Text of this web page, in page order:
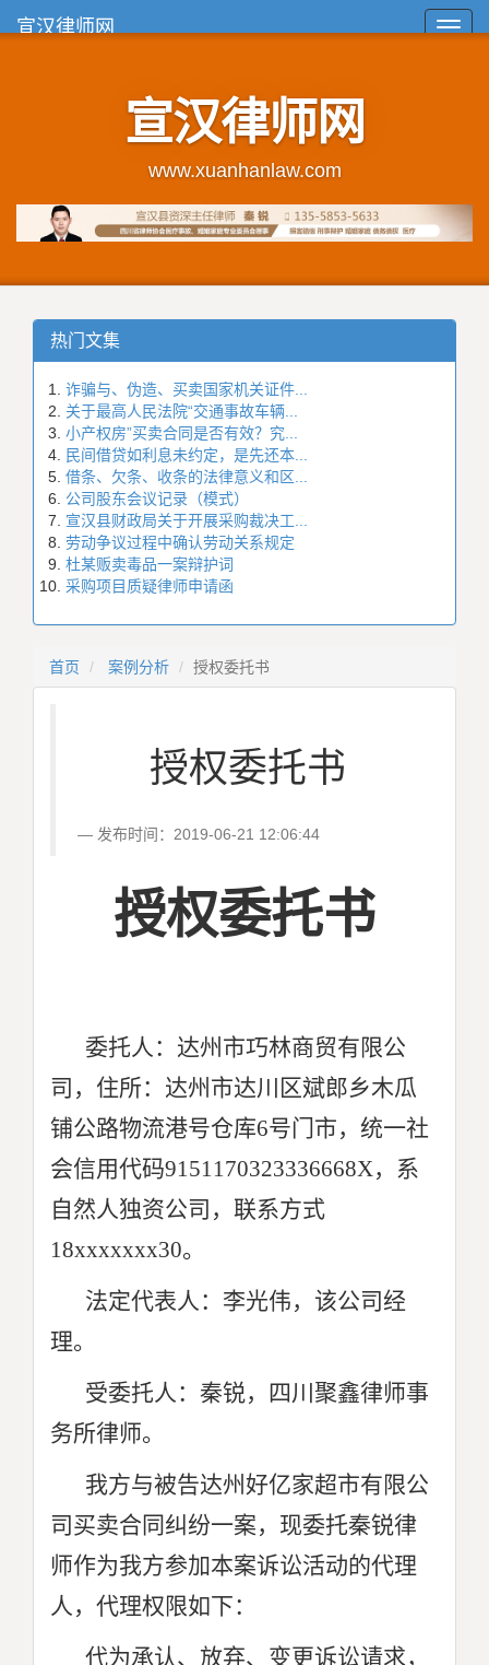
宣汉律师网
宣汉律师网
www.xuanhanlaw.com
热门文集
诈骗与、伪造、买卖国家机关证件...
关于最高人民法院“交通事故车辆...
小产权房”买卖合同是否有效？究...
民间借贷如利息未约定，是先还本...
借条、欠条、收条的法律意义和区...
公司股东会议记录（模式）
宣汉县财政局关于开展采购裁决工...
劳动争议过程中确认劳动关系规定
杜某贩卖毒品一案辩护词
采购项目质疑律师申请函
首页 案例分析 授权委托书
授权委托书
发布时间：2019-06-21 12:06:44
授权委托书
委托人：达州市巧林商贸有限公
司，住所：达州市达川区斌郎乡木瓜
铺公路物流港号仓库6号门市，统一社
会信用代码9151170323336668X，系
自然人独资公司，联系方式
18xxxxxxx30。
法定代表人：李光伟，该公司经
理。
受委托人：秦锐，四川聚鑫律师事
务所律师。
我方与被告达州好亿家超市有限公
司买卖合同纠纷一案，现委托秦锐律
师作为我方参加本案诉讼活动的代理
人，代理权限如下：
代为承认、放弃、变更诉讼请求，